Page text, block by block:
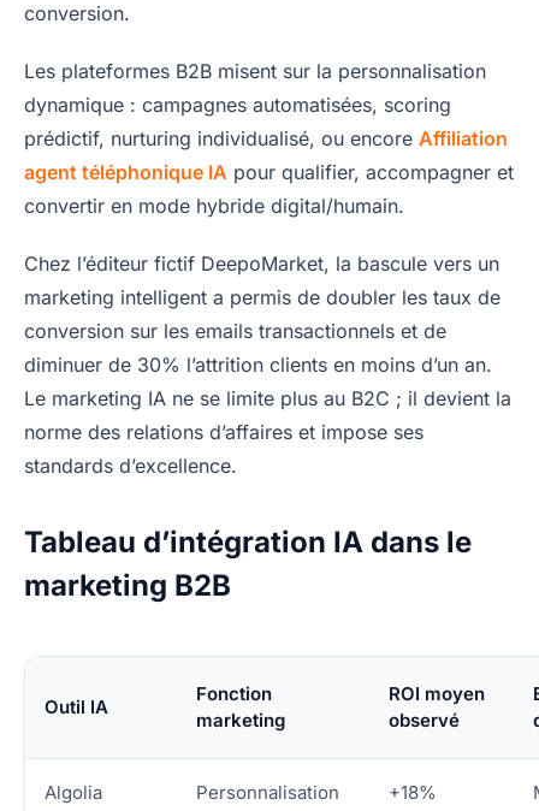
conversion.
Les plateformes B2B misent sur la personnalisation
dynamique : campagnes automatisées, scoring
prédictif, nurturing individualisé, ou encore Affiliation
agent téléphonique IA pour qualifier, accompagner et
convertir en mode hybride digital/humain.
Chez l’éditeur fictif DeepoMarket, la bascule vers un
marketing intelligent a permis de doubler les taux de
conversion sur les emails transactionnels et de
diminuer de 30% l’attrition clients en moins d’un an.
Le marketing IA ne se limite plus au B2C ; il devient la
norme des relations d’affaires et impose ses
standards d’excellence.
Tableau d’intégration IA dans le
marketing B2B
Outil IA
Fonction
marketing
ROI moyen
observé
Algolia
Personnalisation
+18%